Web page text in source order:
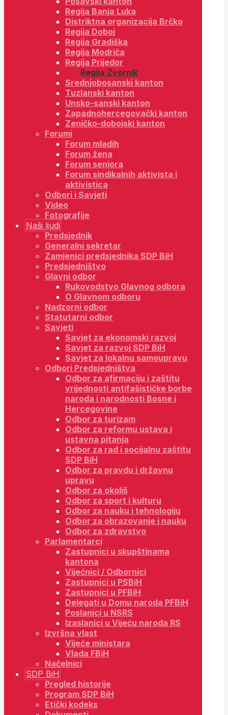
Regija Banja Luka
Distriktna organizacija Brčko
Regija Doboj
Regija Gradiška
Regija Modriča
Regija Prijedor
Regija Zvornik
Srednjobosanski kanton
Tuzlanski kanton
Unsko-sanski kanton
Zapadnohercegovački kanton
Zeničko-dobojski kanton
Forumi
Forum mladih
Forum žena
Forum seniora
Forum sindikalnih aktivista i
aktivistica
Odbori i Savjeti
Video
Fotografije
Naši ljudi
Predsjednik
Generalni sekretar
Zamjenici predsjednika SDP BiH
Predsjedništvo
Glavni odbor
Rukovodstvo Glavnog odbora
O Glavnom odboru
Nadzorni odbor
Statutarni odbor
Savjeti
Savjet za ekonomski razvoj
Savjet za razvoj SDP BiH
Savjet za lokalnu samoupravu
Odbori Predsjedništva
Odbor za afirmaciju i zaštitu
vrijednosti antifašističke borbe
naroda i narodnosti Bosne i
Hercegovine
Odbor za turizam
Odbor za reformu ustava i
ustavna pitanja
Odbor za rad i socijalnu zaštitu
SDP BiH
Odbor za pravdu i državnu
upravu
Odbor za okoliš
Odbor za sport i kulturu
Odbor za nauku i tehnologiju
Odbor za obrazovanje i nauku
Odbor za zdravstvo
Parlamentarci
Zastupnici u skupštinama
kantona
Vijećnici / Odbornici
Zastupnici u PSBiH
Zastupnici u PFBiH
Delegati u Domu naroda PFBiH
Poslanici u NSRS
Izaslanici u Vijeću naroda RS
Izvršna vlast
Vijeće ministara
Vlada FBiH
Načelnici
SDP BiH
Pregled historije
Program SDP BiH
Etički kodeks